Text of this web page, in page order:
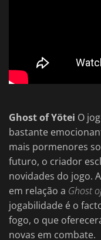
Ghost of Yötei O
bastante
mais pormenores
futuro, o criador
novidades do jogo.
em relação a Ghost
jogabilidade é o
fogo, o que
novas em combate.